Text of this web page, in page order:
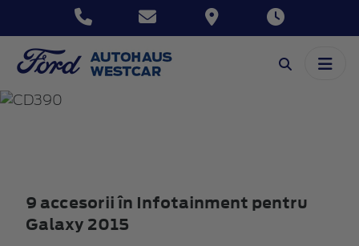
GALAXY
9 accesorii în Infotainment pentru
Galaxy 2015